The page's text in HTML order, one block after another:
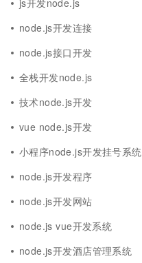
js开发node.js
node.js开发连接
node.js接口开发
全栈开发node.js
技术node.js开发
vue node.js开发
小程序node.js开发挂号系统
node.js开发程序
node.js开发网站
node.js vue开发系统
node.js开发酒店管理系统